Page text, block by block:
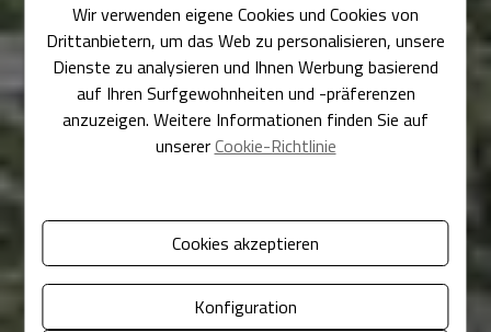
Wir verwenden eigene Cookies und Cookies von
Drittanbietern, um das Web zu personalisieren, unsere
Dienste zu analysieren und Ihnen Werbung basierend
auf Ihren Surfgewohnheiten und -präferenzen
anzuzeigen. Weitere Informationen finden Sie auf
unsererCookie-Richtlinie
Cookies akzeptieren
Konfiguration